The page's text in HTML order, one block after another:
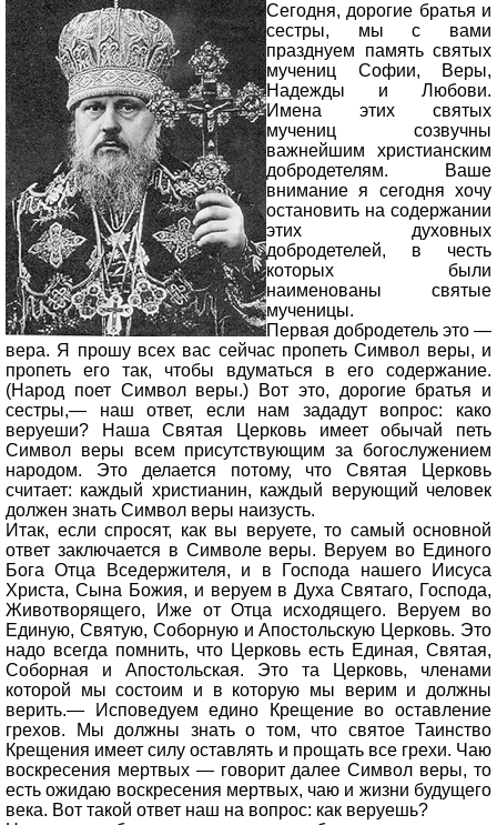
Сегодня, дорогие братья и
сестры, мы с вами
празднуем память святых
мучениц Софии, Веры,
Надежды и Любови.
Имена этих святых
мучениц созвучны
важнейшим христианским
добродетелям. Ваше
внимание я сегодня хочу
остановить на содержании
этих духовных
добродетелей, в честь
которых были
наименованы святые
мученицы.
Первая добродетель это —
вера. Я прошу всех вас сейчас пропеть Символ веры, и
пропеть его так, чтобы вдуматься в его содержание.
(Народ поет Символ веры.) Вот это, дорогие братья и
сестры,— наш ответ, если нам зададут вопрос: како
веруеши? Наша Святая Церковь имеет обычай петь
Символ веры всем присутствующим за богослужением
народом. Это делается потому, что Святая Церковь
считает: каждый христианин, каждый верующий человек
должен знать Символ веры наизусть.
Итак, если спросят, как вы веруете, то самый основной
ответ заключается в Символе веры. Веруем во Единого
Бога Отца Вседержителя, и в Господа нашего Иисуса
Христа, Сына Божия, и веруем в Духа Святаго, Господа,
Животворящего, Иже от Отца исходящего. Веруем во
Единую, Святую, Соборную и Апостольскую Церковь. Это
надо всегда помнить, что Церковь есть Единая, Святая,
Соборная и Апостольская. Это та Церковь, членами
которой мы состоим и в которую мы верим и должны
верить.— Исповедуем едино Крещение во оставление
грехов. Мы должны знать о том, что святое Таинство
Крещения имеет силу оставлять и прощать все грехи. Чаю
воскресения мертвых — говорит далее Символ веры, то
есть ожидаю воскресения мертвых, чаю и жизни будущего
века. Вот такой ответ наш на вопрос: как веруешь?